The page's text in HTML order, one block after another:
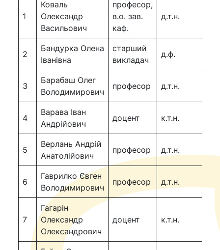
1
Коваль
Олександр
Васильович
професор,
в.о. зав.
каф.
д.т.н.
2
Бандурка Олена
Іванівна
старший
викладач
д.ф.
3
Барабаш Олег
Володимирович
професор д.т.н.
4
Варава Іван
Андрійович
доцент к.т.н.
5
Верлань Андрій
Анатолійович
професор д.т.н.
6
Гаврилко Євген
Володимирович
професор д.т.н.
7
Гагарін
Олександр
Олександрович
доцент к.т.н.